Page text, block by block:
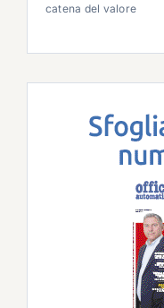
catena del valore